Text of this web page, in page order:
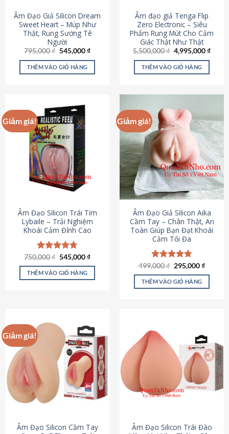
Âm Đạo Giả Silicon Dream
Sweet Heart – Múp Như
Thật, Rung Sướng Tê
Người
795,000₫ Giá
là:
795,000 ₫.
545,000₫Giá
tại
545,000 ₫.
THÊM VÀO GIỎ HÀNG
Âm đạo giả Tenga Flip
Zero Electronic – Siêu
Phẩm Rung Mút Cho Cảm
Giác Thật Như Thật
5,500,000₫ Giá
gốc
là:
5,500,000 ₫.
4,995,000₫Giá
THÊM VÀO GIỎ HÀNG
Giảm giá!
Âm Đạo Silicon Trái Tim
Lybaile – Trải Nghiệm
Khoái Cảm Đỉnh Cao
Được xếp
hạng4.70
5 sao
750,000₫ Giá
là:
750,000 ₫.
545,000₫Giá
tại
545,000 ₫.
THÊM VÀO GIỎ HÀNG
Giảm giá!
Âm Đạo Giả Silicon Aika
Cầm Tay – Chân Thật, An
Toàn Giúp Bạn Đạt Khoái
Cảm Tối Đa
Được xếp
hạng4.75
5 sao
499,000₫ Giá
là:
499,000 ₫.
295,000₫Giá
tại
THÊM VÀO GIỎ HÀNG
Giảm giá!
Âm Đạo Silicon Cầm Tay
Âm Đạo Silicon Trái Đào